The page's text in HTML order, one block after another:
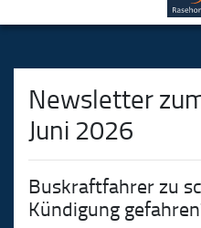
Newsletter
Juni 2026
Buskraftfahrer zu
Kündigung